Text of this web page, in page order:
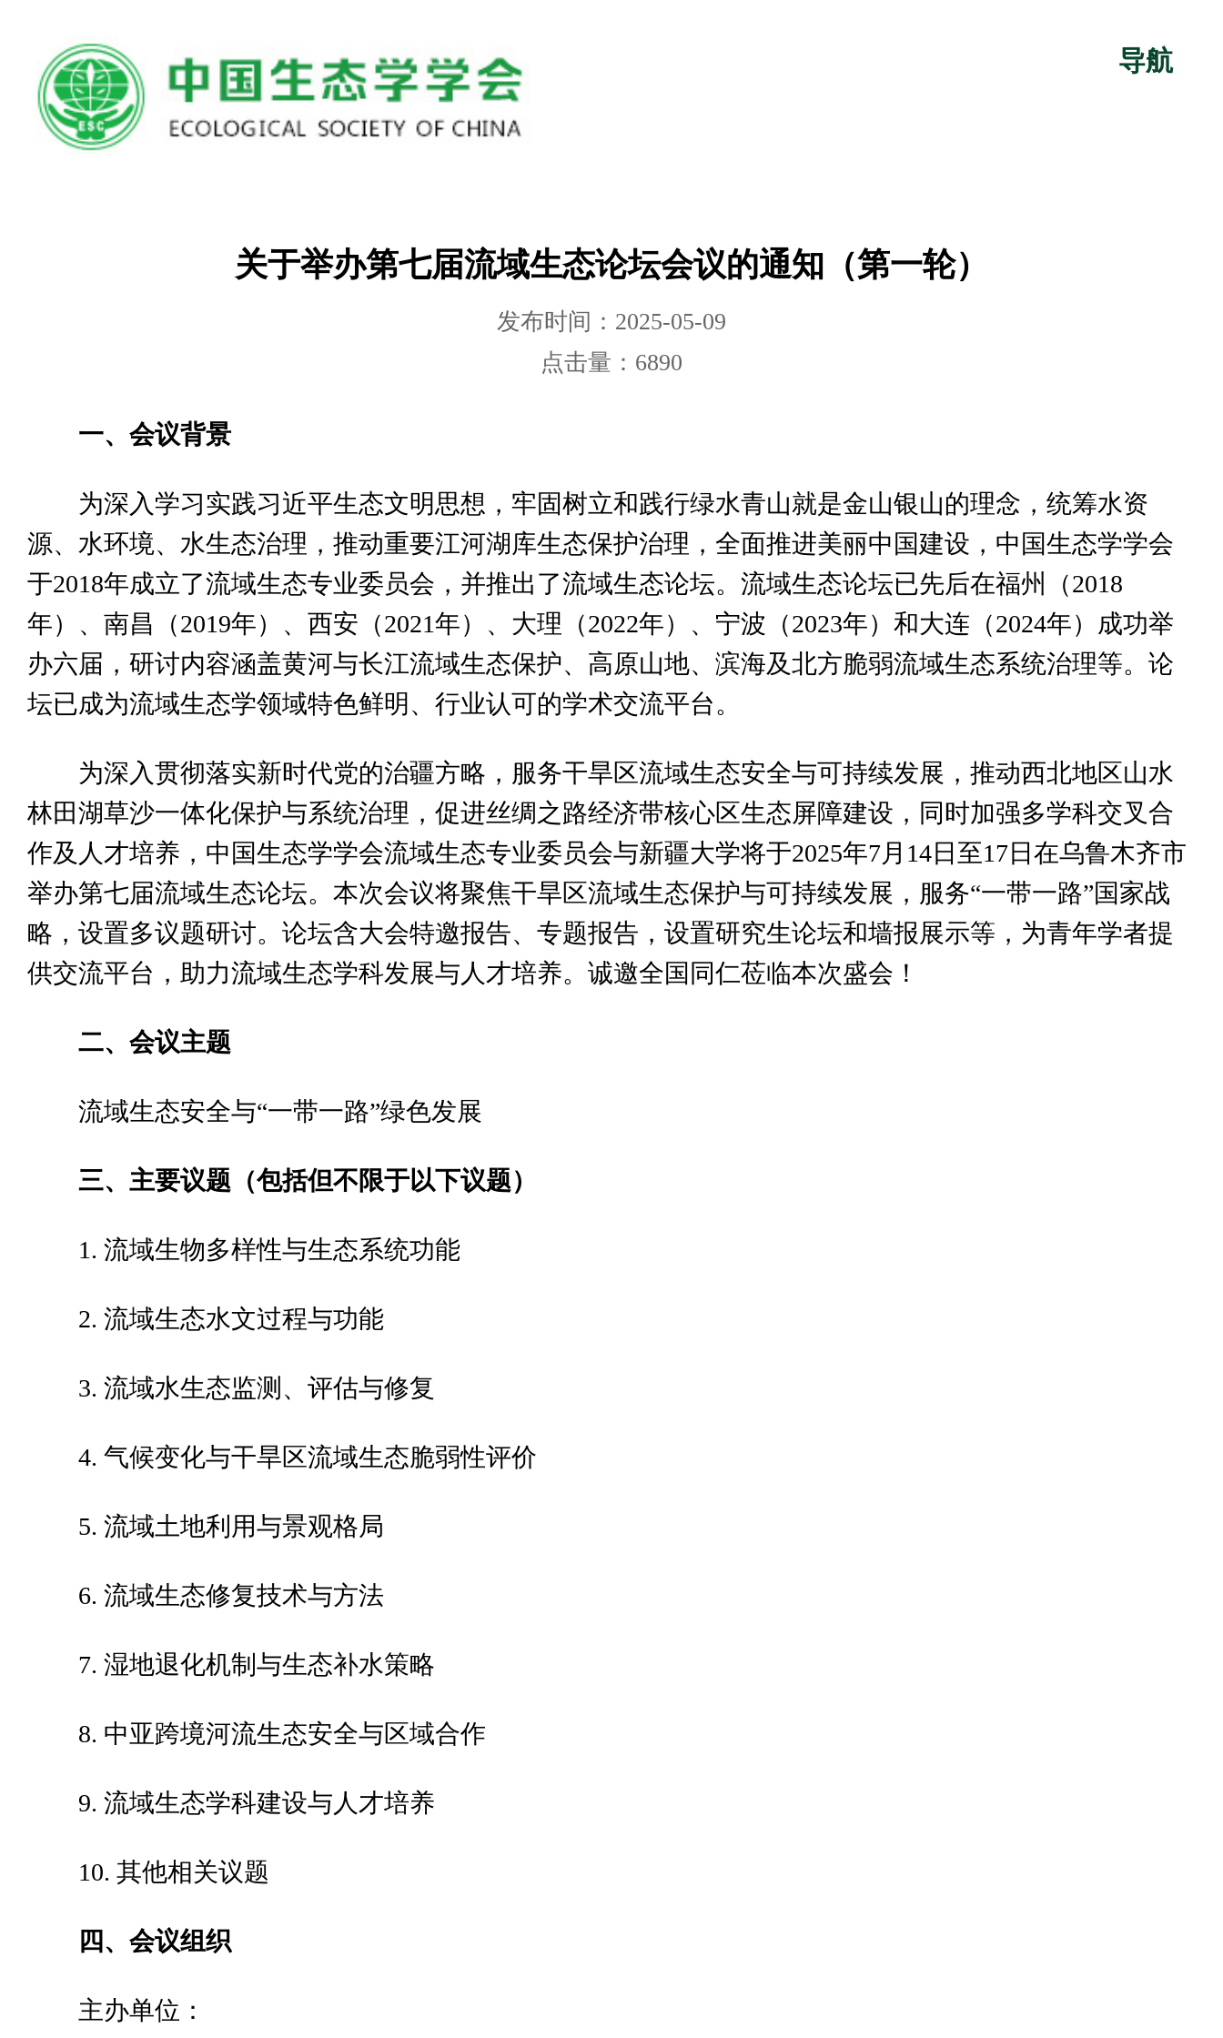
导航
首页>>通知公告
关于举办第七届流域生态论坛会议的通知（第一轮）
发布时间：2025-05-09
点击量：6890
一、会议背景
为深入学习实践习近平生态文明思想，牢固树立和践行绿水青山就是金山银山的理念，统筹水资
源、水环境、水生态治理，推动重要江河湖库生态保护治理，全面推进美丽中国建设，中国生态学学会
于2018年成立了流域生态专业委员会，并推出了流域生态论坛。流域生态论坛已先后在福州（2018
年）、南昌（2019年）、西安（2021年）、大理（2022年）、宁波（2023年）和大连（2024年）成功举
办六届，研讨内容涵盖黄河与长江流域生态保护、高原山地、滨海及北方脆弱流域生态系统治理等。论
坛已成为流域生态学领域特色鲜明、行业认可的学术交流平台。
为深入贯彻落实新时代党的治疆方略，服务干旱区流域生态安全与可持续发展，推动西北地区山水
林田湖草沙一体化保护与系统治理，促进丝绸之路经济带核心区生态屏障建设，同时加强多学科交叉合
作及人才培养，中国生态学学会流域生态专业委员会与新疆大学将于2025年7月14日至17日在乌鲁木齐市
举办第七届流域生态论坛。本次会议将聚焦干旱区流域生态保护与可持续发展，服务“一带一路”国家战
略，设置多议题研讨。论坛含大会特邀报告、专题报告，设置研究生论坛和墙报展示等，为青年学者提
供交流平台，助力流域生态学科发展与人才培养。诚邀全国同仁莅临本次盛会！
二、会议主题
流域生态安全与“一带一路”绿色发展
三、主要议题（包括但不限于以下议题）
1. 流域生物多样性与生态系统功能
2. 流域生态水文过程与功能
3. 流域水生态监测、评估与修复
4. 气候变化与干旱区流域生态脆弱性评价
5. 流域土地利用与景观格局
6. 流域生态修复技术与方法
7. 湿地退化机制与生态补水策略
8. 中亚跨境河流生态安全与区域合作
9. 流域生态学科建设与人才培养
10. 其他相关议题
四、会议组织
主办单位：